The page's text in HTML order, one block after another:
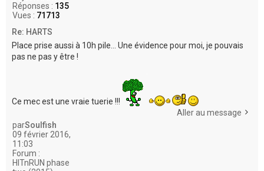
Réponses : 135
Vues : 71713
Re: HARTS
Place prise aussi à 10h pile... Une évidence pour moi, je pouvais
pas ne pas y être !
Ce mec est une vraie tuerie !!!
Aller au message
parSoulfish
09 février 2016,
11:03
Forum :
HITnRUN phase